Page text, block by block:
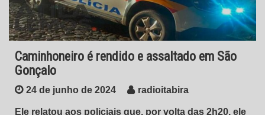
Caminhoneiro é rendido e assaltado em São
Gonçalo
24 de junho de 2024 radioitabira
Ele relatou aos policiais que, por volta das 2h20, ele